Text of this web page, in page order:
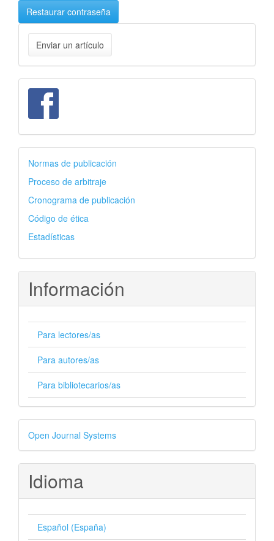
Restaurar contraseña
Enviar
un
artículo
Enviar un artículo
facebook
autores
Normas de publicación
Proceso de arbitraje
Cronograma de publicación
Código de ética
Estadísticas
Información
Para lectores/as
Para autores/as
Para bibliotecarios/as
Desarrollado
por
Open Journal Systems
Idioma
Español (España)